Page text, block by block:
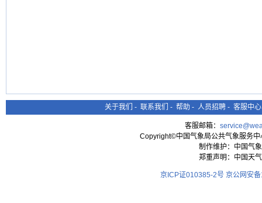
关于我们 - 联系我们 - 帮助 - 人员招聘 - 客服中心
客服邮箱：
Copyright©中国气象局公共气象服务
制作维护：中国气
郑重声明：中国天
京ICP证010385-2号 京公网安